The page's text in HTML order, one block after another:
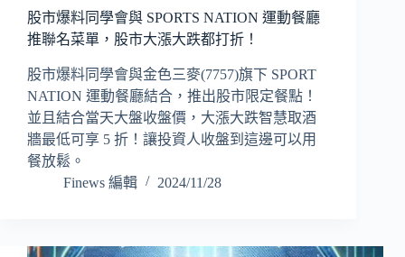
股市爆料同學會與 SPORTS NATION 運動餐廳
推聯名菜單，股市大漲大跌都打折！
股市爆料同學會與金色三麥(7757)旗下 SPORT
NATION 運動餐廳結合，推出股市限定餐點！
並且結合當天大盤收盤價，大漲大跌智慧取酒
牆最低可享 5 折！讓投資人收盤到這邊可以用
餐放鬆。
Finews 編輯
2024/11/28